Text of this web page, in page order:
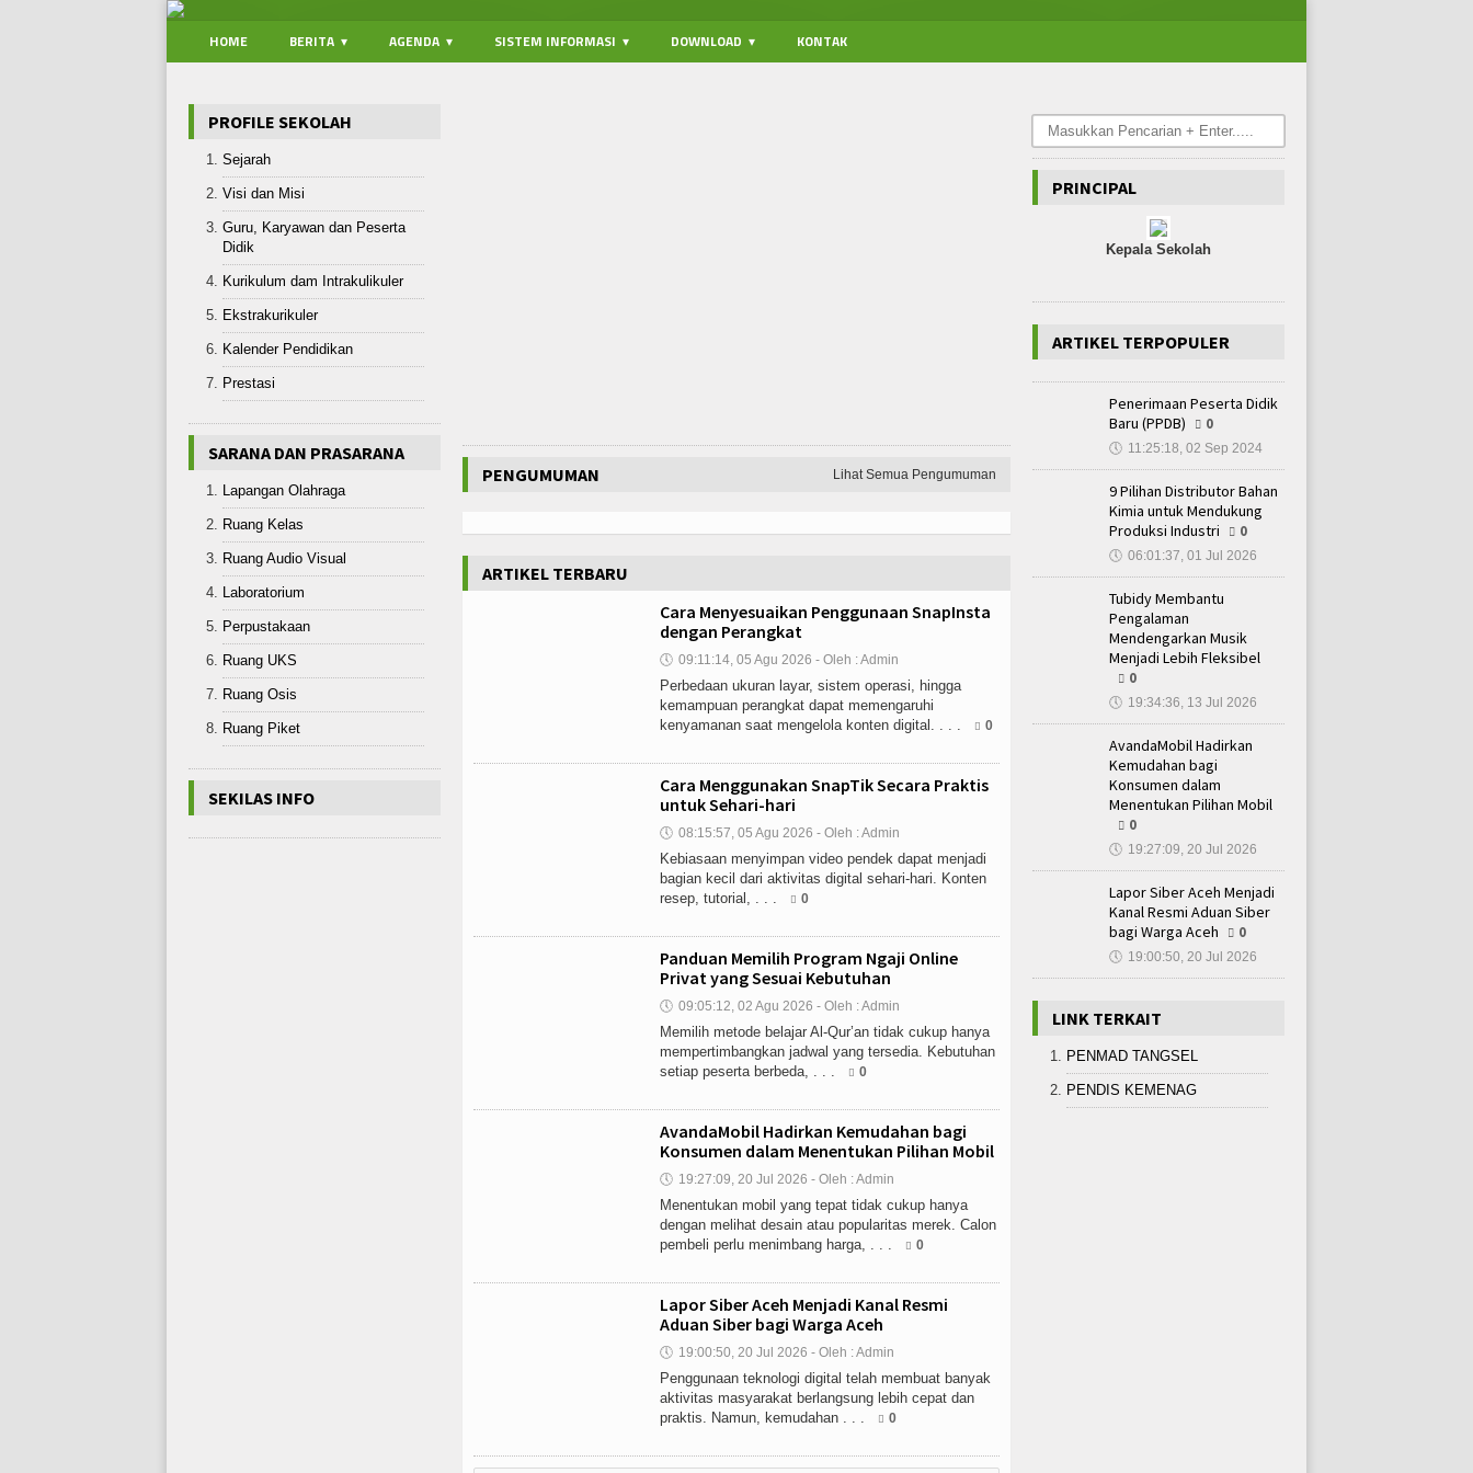
HOME BERITA AGENDA SISTEM INFORMASI DOWNLOAD KONTAK
Lihat Semua Pengumuman
PENGUMUMAN
ARTIKEL TERBARU
Cara Menyesuaikan Penggunaan SnapInsta
dengan Perangkat
🕔 09:11:14, 05 Agu 2026 - Oleh : Admin
Perbedaan ukuran layar, sistem operasi, hingga
kemampuan perangkat dapat memengaruhi
kenyamanan saat mengelola konten digital. . . .
0
Cara Menggunakan SnapTik Secara Praktis
untuk Sehari-hari
🕔 08:15:57, 05 Agu 2026 - Oleh : Admin
Kebiasaan menyimpan video pendek dapat menjadi
bagian kecil dari aktivitas digital sehari-hari. Konten
resep, tutorial, . . .
0
Panduan Memilih Program Ngaji Online
Privat yang Sesuai Kebutuhan
🕔 09:05:12, 02 Agu 2026 - Oleh : Admin
Memilih metode belajar Al-Qur’an tidak cukup hanya
mempertimbangkan jadwal yang tersedia. Kebutuhan
setiap peserta berbeda, . . .
0
AvandaMobil Hadirkan Kemudahan bagi
Konsumen dalam Menentukan Pilihan Mobil
🕔 19:27:09, 20 Jul 2026 - Oleh : Admin
Menentukan mobil yang tepat tidak cukup hanya
dengan melihat desain atau popularitas merek. Calon
pembeli perlu menimbang harga, . . .
0
Lapor Siber Aceh Menjadi Kanal Resmi
Aduan Siber bagi Warga Aceh
🕔 19:00:50, 20 Jul 2026 - Oleh : Admin
Penggunaan teknologi digital telah membuat banyak
aktivitas masyarakat berlangsung lebih cepat dan
praktis. Namun, kemudahan . . .
0
PROFILE SEKOLAH
Sejarah
Visi dan Misi
Guru, Karyawan dan Peserta
Didik
Kurikulum dam Intrakulikuler
Ekstrakurikuler
Kalender Pendidikan
Prestasi
SARANA DAN PRASARANA
Lapangan Olahraga
Ruang Kelas
Ruang Audio Visual
Laboratorium
Perpustakaan
Ruang UKS
Ruang Osis
Ruang Piket
SEKILAS INFO
PRINCIPAL
Kepala Sekolah
ARTIKEL TERPOPULER
Penerimaan Peserta Didik
Baru (PPDB)
0
🕔 11:25:18, 02 Sep 2024
9 Pilihan Distributor Bahan
Kimia untuk Mendukung
Produksi Industri
0
🕔 06:01:37, 01 Jul 2026
Tubidy Membantu
Pengalaman
Mendengarkan Musik
Menjadi Lebih Fleksibel
0
🕔 19:34:36, 13 Jul 2026
AvandaMobil Hadirkan
Kemudahan bagi
Konsumen dalam
Menentukan Pilihan Mobil
0
🕔 19:27:09, 20 Jul 2026
Lapor Siber Aceh Menjadi
Kanal Resmi Aduan Siber
bagi Warga Aceh
0
🕔 19:00:50, 20 Jul 2026
LINK TERKAIT
PENMAD TANGSEL
PENDIS KEMENAG